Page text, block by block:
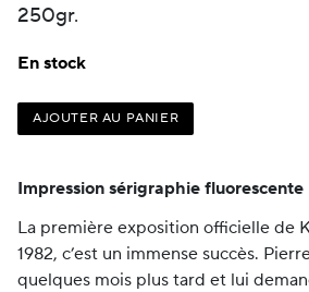
250gr.
En stock
AJOUTER AU PANIER
Impression sérigraphie fluorescente
La première exposition officielle de
1982, c’est un immense succès.
quelques mois plus tard et lui